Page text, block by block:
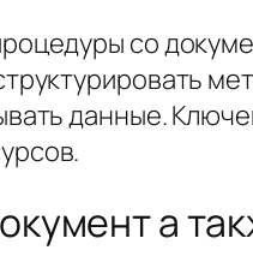
со
данные.
а